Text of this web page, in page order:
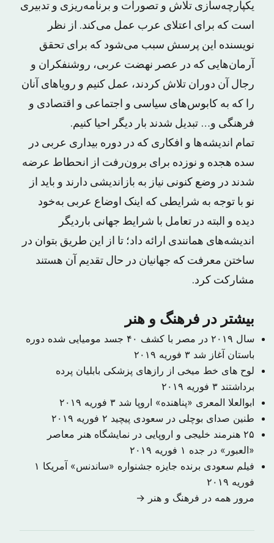
یکپارچه‌سازی تلاش و تصورات و برنامه‌ریزی و تدبیری
است که برای اعتلای عرب عمل می‌کند. از نظر
نویسنده این پرسش سبب می‌شود که برای تحقق
آرمان‌هایی که در عصر نهضت عربی، روشنفکران و
رجال آن دوران تلاش کردند، عمل کنیم و رویاهای آنان
را که به کابوس‌های سیاسی و اجتماعی و اقتصادی و
فرهنگی و… تبدیل شدند بار دیگر احیا کنیم.
تمام اندیشه‌ها و افکاری که در دوره بیداری عربی در
سده هجده و نوزده برای برون‌رفت از انحطاط عرضه
شدند در وضع کنونی نیاز به بازاندیشی دارند و باید از
نو با توجه به شرایطی که اینک اوضاع عربی به‌خود
دیده و البته در تعامل با شرایط جهانی باردیگر
اندیشه‌های همانندی ارائه داد؛ تا از این طریق بتوان در
ساختن معرفت که جهانیان در حال تقدیم آن هستند
مشارکت کرد.
بیشتر در فرهنگ و هنر
سال ۲۰۱۹ در مصر با کشف ۴۰ جسد مومیایی شده دوره
باستان آغاز شد ۳ فوریه ۲۰۱۹
لوح های خط میخی از رازهای پزشکی بابلیان پرده
برداشتند ۳ فوریه ۲۰۱۹
ابوالعلا المعری «پناهنده» اروپا شد ۳ فوریه ۲۰۱۹
طنین صدای بوچلی در سعودی پیچید ۲ فوریه ۲۰۱۹
۲۵ هنرمند خلیجی و اروپایی در نمایشگاه هنر معاصر
«العبور» در جده ۱ فوریه ۲۰۱۹
فیلم سعودی برنده جایزه جشنواره «ساندنس» آمریکا ۱
فوریه ۲۰۱۹
مرور همه در فرهنگ و هنر →